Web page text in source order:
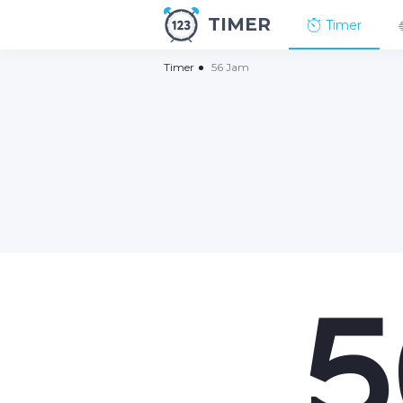
TIMER Timer
Timer 56 Jam